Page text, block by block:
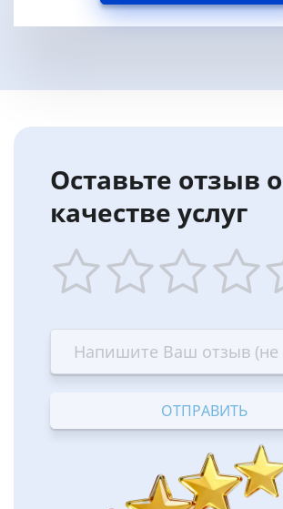
Оставьте отзыв о
качестве услуг
star
Terrible
stars
—
Bad
stars
—
OK
stars
—
Good
—